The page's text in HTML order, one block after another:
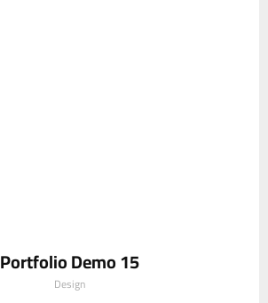
Portfolio Demo 15
Design